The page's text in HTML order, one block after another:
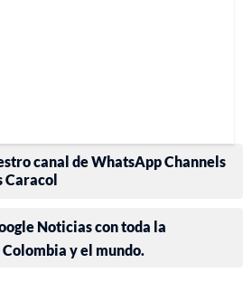
canal de WhatsApp Channels
Caracol
Noticias con toda la
y el mundo.